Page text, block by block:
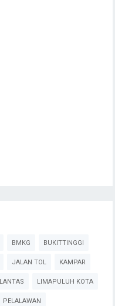
BMKG BUKITTINGGI
JALAN TOL KAMPAR
LIMAPULUH KOTA
PELALAWAN